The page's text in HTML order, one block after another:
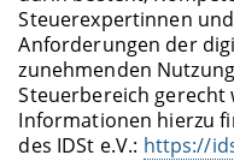
Steuerexpertinnen
Anforderungen der
zunehmenden
Steuerbereich gerecht
Informationen hierzu
des IDSt e.V.: https://